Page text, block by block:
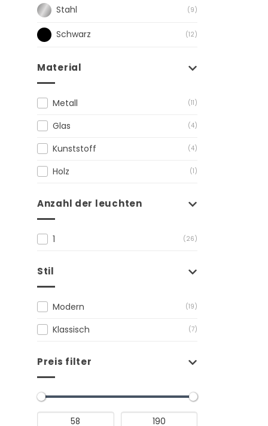
Stahl (9)
Schwarz (12)
Material
Metall (11)
Glas (4)
Kunststoff (4)
Holz (1)
Anzahl der leuchten
1 (26)
Stil
Modern (19)
Klassisch (7)
Preis filter